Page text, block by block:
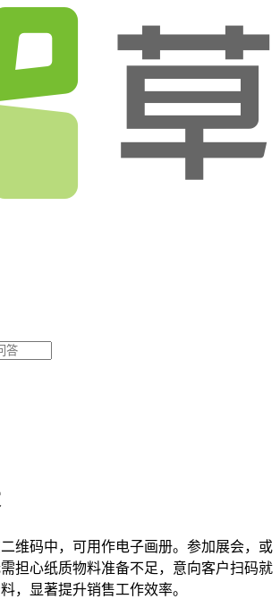
维码中，可用作电子画册。参加展会，或
担心纸质物料准备不足，意向客户扫码就
，显著提升销售工作效率。